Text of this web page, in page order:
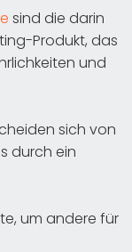
sind die darin
Produkt, das
und
sich von
durch ein
um andere für